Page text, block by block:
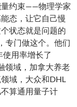
量约束——物理学家
态，让它自己慢
状态就是问题的
专门做这个。他们
用率增长了
领域，加拿大养老
域，大众和DHL
算通用量子计